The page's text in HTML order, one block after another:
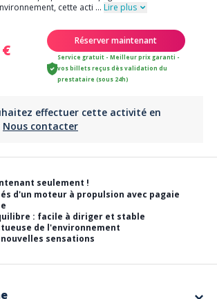
cette acti ... Lire plus
Réserver maintenant
Service gratuit - Meilleur prix garanti -
vos billets reçus dès validation du
prestataire (sous 24h)
effectuer cette activité en
Nous contacter
seulement !
d'un moteur à propulsion avec pagaie
: facile à diriger et stable
de l'environnement
sensations